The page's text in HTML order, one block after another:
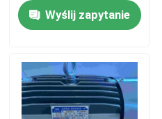
Silniki elektryczne
Silniki elektryczne
Silnik indukcyjny
Wyślij zapytanie